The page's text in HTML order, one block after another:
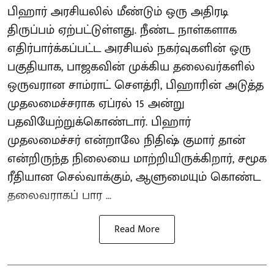
பிஹார் அரசியலில் மீண்டும் ஒரு அதிரடி
திருப்பம் ஏற்பட்டுள்ளது. நீண்ட நாள்களாக
எதிர்பார்க்கப்பட்ட அரசியல் நகர்வுகளின் ஒரு
பகுதியாக, பாஜகவின் முக்கிய தலைவர்களில்
ஒருவரான சாம்ராட் சௌத்ரி, பிஹாரின் அடுத்த
முதலமைச்சராக ஏப்ரல் 15 அன்று
பதவியேற்றுக்கொண்டார். பிஹார்
முதலமைச்சர் என்றாலே நிதிஷ் குமார் தான்
என்றிருந்த நிலையை மாற்றியிருக்கிறார், சமூக
ரீதியான செல்வாக்கும், ஆளுமையும் கொண்ட
தலைவராகப் பார ...
Read More